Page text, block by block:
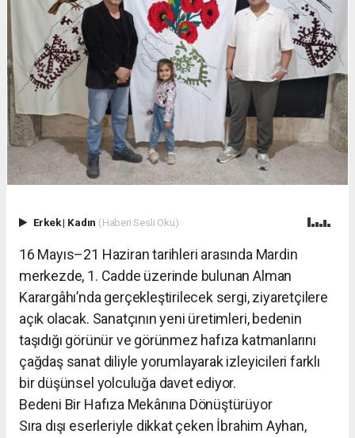
Erkek| Kadın (Haberi Sesli Oku)
16 Mayıs–21 Haziran tarihleri arasında Mardin
merkezde, 1. Cadde üzerinde bulunan Alman
Karargâhı’nda gerçekleştirilecek sergi, ziyaretçilere
açık olacak. Sanatçının yeni üretimleri, bedenin
taşıdığı görünür ve görünmez hafıza katmanlarını
çağdaş sanat diliyle yorumlayarak izleyicileri farklı
bir düşünsel yolculuğa davet ediyor.
Bedeni Bir Hafıza Mekânına Dönüştürüyor
Sıra dışı eserleriyle dikkat çeken İbrahim Ayhan,